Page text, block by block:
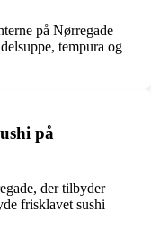
på Nørregade
tempura og
på
der tilbyder
frisklavet sushi